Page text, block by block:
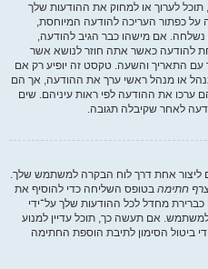
לערוך או למחוק את ההודעות שלך
על כפתור העריכה להודעה המיוחסת,
אם מישהו כבר הגיב להודעה,
להודעה כאשר אתה חוזר לנושא אשר
התאריך והשעה. טקסט זה יופיע רק אם
או מנהל ראשי ערך את ההודעה, אך הם
ערכו את ההודעה לפי ראות עיניהם. שים
לאחר שקיבלה תגובה.
ליצור אחת דרך לוח הבקרה למשתמש שלך.
חתימה בטופס השליחה כדי להוסיף את
מחדל לכל ההודעות שלך על־ידי
אם תעשה כך, תוכל עדיין למנוע
ביטול הסימון לתיבת הוספת החתימה